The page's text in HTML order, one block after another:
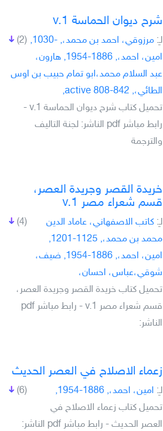
شرح ديوان الحماسة v.1
(2) لـِ:
مرزوقي، احمد بن محمد،, -1030,
امين، احمد،, 1886-1954, هارون،
عبد السلام محمد،ابو تمام حبيب بن اوس
الطائي،, active 808-842,
تحميل كتاب شرح ديوان الحماسة v.1 -
رابط مباشر pdf الناشر: لجنة التاليف
والترجمة
خريدة القصر وجريدة العصر،
قسم شعراء مصر v.1
(4) لـِ: كاتب الاصفهاني، عاماد الدين
محمد بن محمد،, 1125-1201,
امين، احمد،, 1886-1954, ضيف،
شوقي،عباس، احسان،
تحميل كتاب خريدة القصر وجريدة العصر،
قسم شعراء مصر v.1 - رابط مباشر pdf
الناشر:
زعماء الاصلاح في العصر الحديث
(6) لـِ: امين، احمد،, 1886-1954,
تحميل كتاب زعماء الاصلاح في
العصر الحديث - رابط مباشر pdf الناشر: